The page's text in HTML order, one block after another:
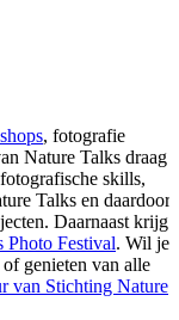
, fotografie
Nature Talks draag
skills,
Talks en daardoor
Daarnaast krijg
Photo Festival. Wil je
genieten van alle
van Stichting Nature